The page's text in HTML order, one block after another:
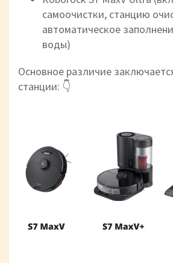
самоочистки, станцию
автоматическое
воды)
Основное различие
станции: 👇